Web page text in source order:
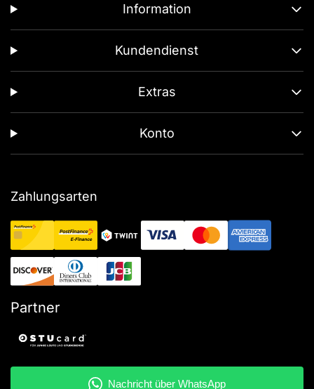
Information
Kundendienst
Extras
Konto
Zahlungsarten
Partner